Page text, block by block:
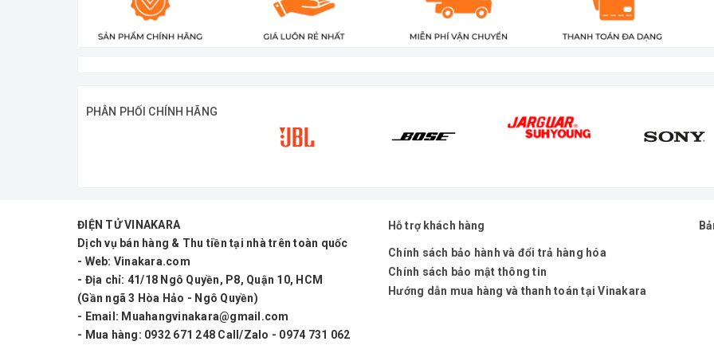
PHÂN PHỐI CHÍNH HÃNG
ĐIỆN TỬ VINAKARA
Dịch vụ bán hàng & Thu tiền tại nhà trên toàn quốc
- Web: Vinakara.com
- Địa chỉ: 41/18 Ngô Quyền, P8, Quận 10, HCM
(Gần ngã 3 Hòa Hảo - Ngô Quyền)
- Email: Muahangvinakara@gmail.com
- Mua hàng: 0932 671 248 Call/Zalo - 0974 731 062
Hỗ trợ khách hàng
Chính sách bảo hành và đổi trả hàng hóa
Chính sách bảo mật thông tin
Hướng dẫn mua hàng và thanh toán tại Vinakara